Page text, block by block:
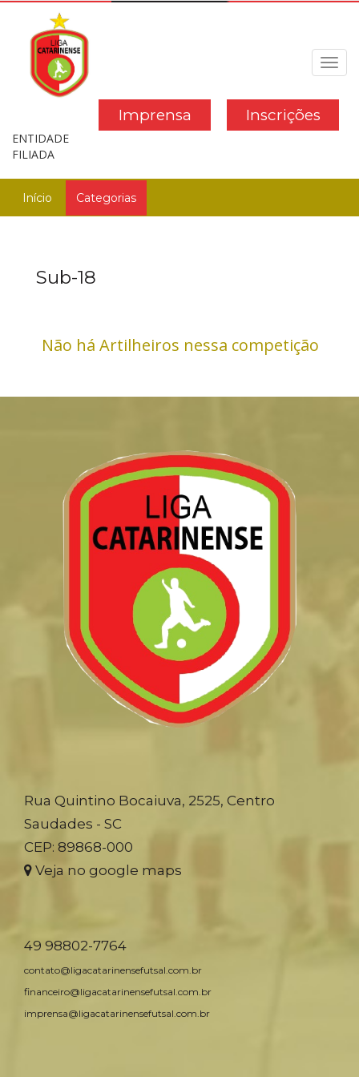
Inscrições
Imprensa
ENTIDADE
FILIADA
Início Categorias
Sub-18
Não há Artilheiros nessa competição
Rua Quintino Bocaiuva, 2525, Centro
Saudades - SC
CEP: 89868-000
Veja no google maps
49 98802-7764
contato@ligacatarinensefutsal.com.br
financeiro@ligacatarinensefutsal.com.br
imprensa@ligacatarinensefutsal.com.br